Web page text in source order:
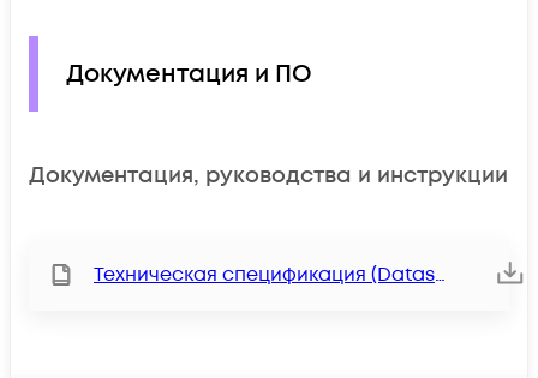
Документация и ПО
Документация, руководства и инструкции
Техническая спецификация (Datasheet)